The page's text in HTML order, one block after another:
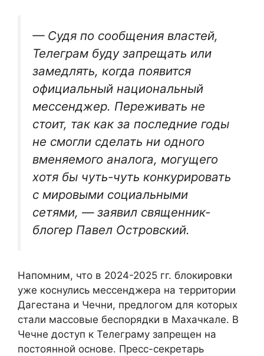
— Судя по сообщения властей,
Телеграм буду запрещать или
замедлять, когда появится
официальный национальный
мессенджер. Переживать не
стоит, так как за последние годы
не смогли сделать ни одного
вменяемого аналога, могущего
хотя бы чуть-чуть конкурировать
с мировыми социальными
сетями, — заявил священник-
блогер Павел Островский.
Напомним, что в 2024-2025 гг. блокировки
уже коснулись мессенджера на территории
Дагестана и Чечни, предлогом для которых
стали массовые беспорядки в Махачкале. В
Чечне доступ к Телеграму запрещен на
постоянной основе. Пресс-секретарь